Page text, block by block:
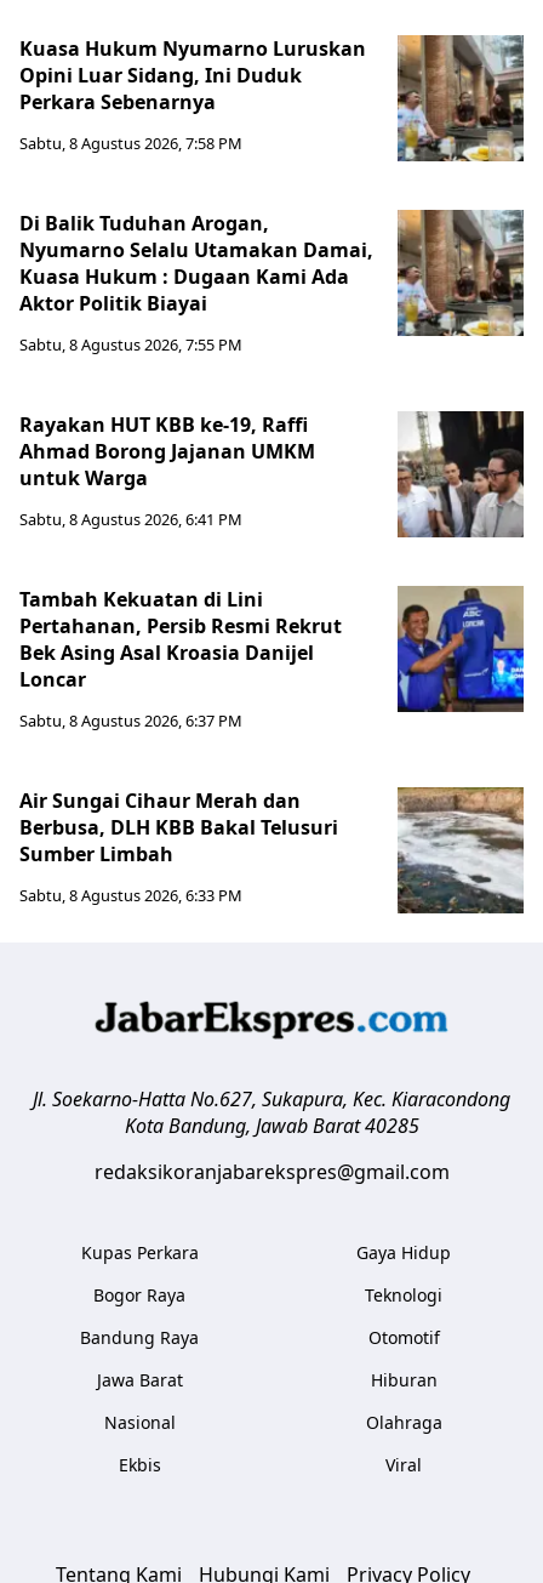
Kuasa Hukum Nyumarno Luruskan
Opini Luar Sidang, Ini Duduk
Perkara Sebenarnya ​
Sabtu, 8 Agustus 2026, 7:58 PM
Di Balik Tuduhan Arogan,
Nyumarno Selalu Utamakan Damai,
Kuasa Hukum : Dugaan Kami Ada
Aktor Politik Biayai
Sabtu, 8 Agustus 2026, 7:55 PM
Rayakan HUT KBB ke-19, Raffi
Ahmad Borong Jajanan UMKM
untuk Warga
Sabtu, 8 Agustus 2026, 6:41 PM
Tambah Kekuatan di Lini
Pertahanan, Persib Resmi Rekrut
Bek Asing Asal Kroasia Danijel
Loncar
Sabtu, 8 Agustus 2026, 6:37 PM
Air Sungai Cihaur Merah dan
Berbusa, DLH KBB Bakal Telusuri
Sumber Limbah
Sabtu, 8 Agustus 2026, 6:33 PM
Jl. Soekarno-Hatta No.627, Sukapura, Kec. Kiaracondong
Kota Bandung, Jawab Barat 40285
redaksikoranjabarekspres@gmail.com
Kupas Perkara
Bogor Raya
Bandung Raya
Jawa Barat
Nasional
Ekbis
Gaya Hidup
Teknologi
Otomotif
Hiburan
Olahraga
Viral
Tentang Kami Hubungi Kami Privacy Policy